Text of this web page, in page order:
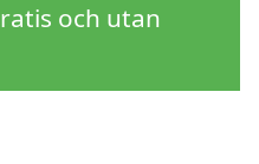
och utan